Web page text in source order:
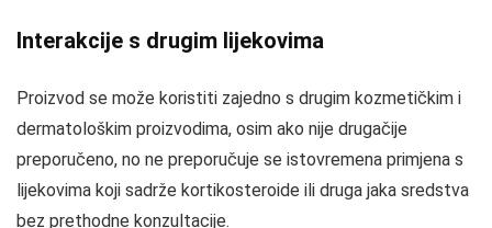
Interakcije s drugim lijekovima
Proizvod se može koristiti zajedno s drugim kozmetičkim i
dermatološkim proizvodima, osim ako nije drugačije
preporučeno, no ne preporučuje se istovremena primjena s
lijekovima koji sadrže kortikosteroide ili druga jaka sredstva
bez prethodne konzultacije.